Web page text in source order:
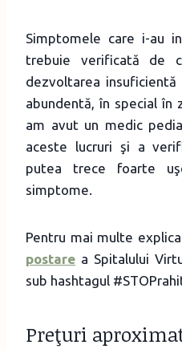
Simptomele care i-au
trebuie verificată de
dezvoltarea
abundentă, în special în
am avut un medic
aceste lucruri şi a
putea trece foarte
simptome.
Pentru mai multe
postare a Spitalului
sub hashtagul
Preţuri